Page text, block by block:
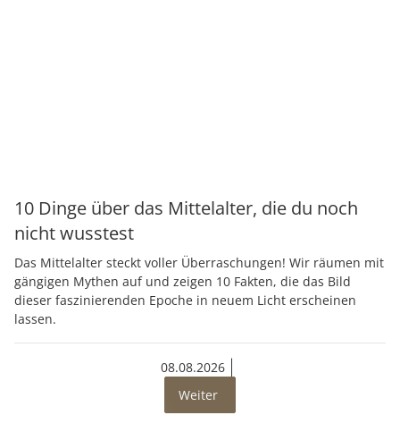
10 Dinge über das Mittelalter, die du noch
nicht wusstest
Das Mittelalter steckt voller Überraschungen! Wir räumen mit
gängigen Mythen auf und zeigen 10 Fakten, die das Bild
dieser faszinierenden Epoche in neuem Licht erscheinen
lassen.
08.08.2026
Weiter